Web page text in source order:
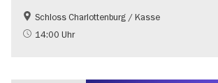
Geschichte
Schlösser & Gärten
Schloss Charlottenburg / Kasse
14:00 Uhr